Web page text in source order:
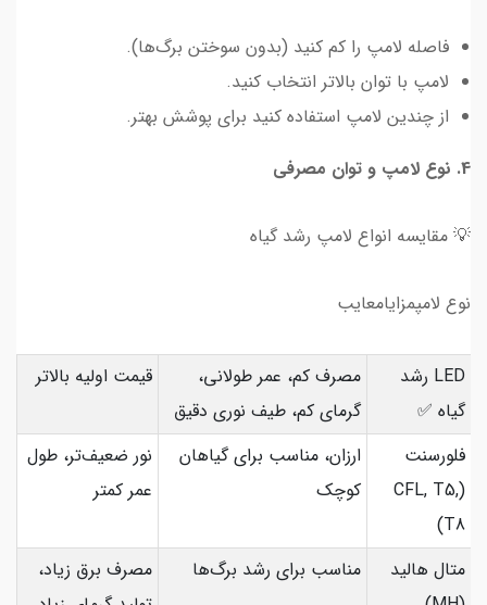
فاصله لامپ را کم کنید (بدون سوختن برگ‌ها).
لامپ با توان بالاتر انتخاب کنید.
از چندین لامپ استفاده کنید برای پوشش بهتر.
4. نوع لامپ و توان مصرفی
💡 مقایسه انواع لامپ رشد گیاه
نوع لامپمزایامعایب
LED رشد
گیاه ✅
مصرف کم، عمر طولانی،
گرمای کم، طیف نوری دقیق
قیمت اولیه بالاتر
فلورسنت
(CFL, T5,
T8)
ارزان، مناسب برای گیاهان
کوچک
نور ضعیف‌تر، طول
عمر کمتر
متال هالید
مناسب برای رشد برگ‌ها
مصرف برق زیاد،